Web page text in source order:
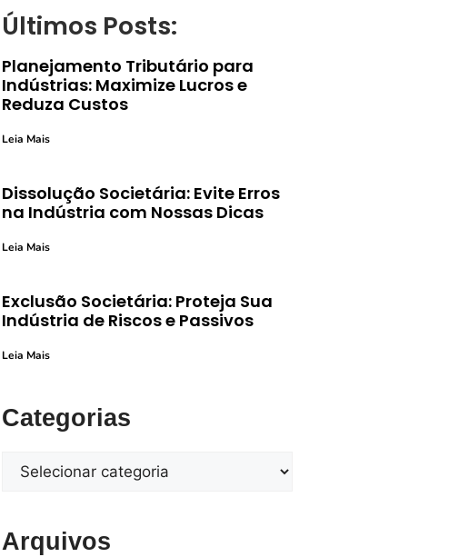
Últimos Posts:
Planejamento Tributário para
Indústrias: Maximize Lucros e
Reduza Custos
Leia Mais
Dissolução Societária: Evite Erros
na Indústria com Nossas Dicas
Leia Mais
Exclusão Societária: Proteja Sua
Indústria de Riscos e Passivos
Leia Mais
Categorias
Arquivos